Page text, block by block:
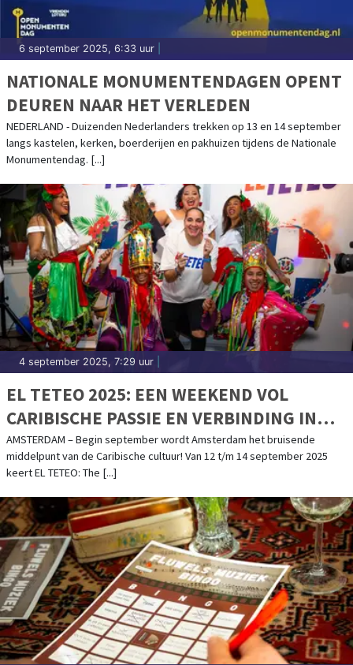
6 september 2025, 6:33 uur
NATIONALE MONUMENTENDAGEN OPENT
DEUREN NAAR HET VERLEDEN
NEDERLAND - Duizenden Nederlanders trekken op 13 en 14 september
langs kastelen, kerken, boerderijen en pakhuizen tijdens de Nationale
Monumentendag. [...]
4 september 2025, 7:29 uur
EL TETEO 2025: EEN WEEKEND VOL
CARIBISCHE PASSIE EN VERBINDING IN
AMSTERDAM – 12 T/M 14 SEPTEMBER
AMSTERDAM – Begin september wordt Amsterdam het bruisende
middelpunt van de Caribische cultuur! Van 12 t/m 14 september 2025
keert EL TETEO: The [...]